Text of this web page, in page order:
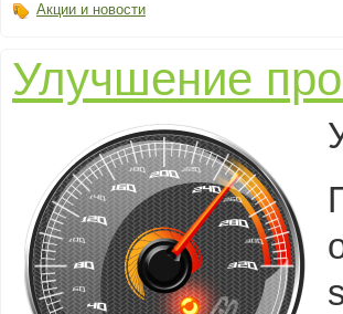
Акции и новости
Улучшение